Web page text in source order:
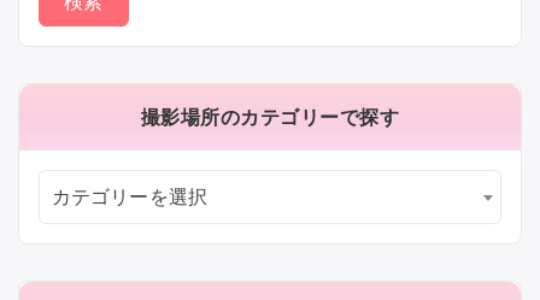
撮影場所のカテゴリーで探す
カテゴリーを選択